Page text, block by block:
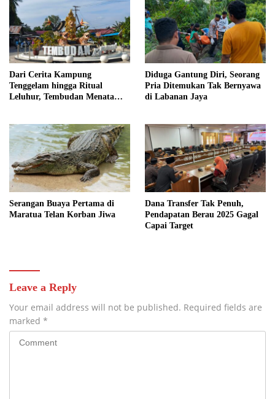
Dari Cerita Kampung
Tenggelam hingga Ritual
Leluhur, Tembudan Menata
Diduga Gantung Diri, Seorang
Pria Ditemukan Tak Bernyawa
di Labanan Jaya
Serangan Buaya Pertama di
Maratua Telan Korban Jiwa
Dana Transfer Tak Penuh,
Pendapatan Berau 2025 Gagal
Capai Target
Leave a Reply
Your email address will not be published. Required fields are
marked *